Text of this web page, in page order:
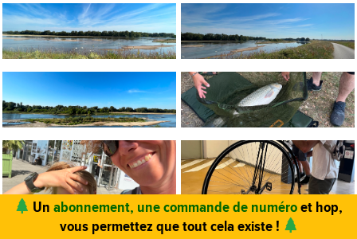
Un abonnement, une commande de numéroet hop,
vous permettez que tout cela existe !